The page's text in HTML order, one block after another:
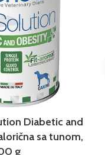
Diabetic and
sa tunom,
g